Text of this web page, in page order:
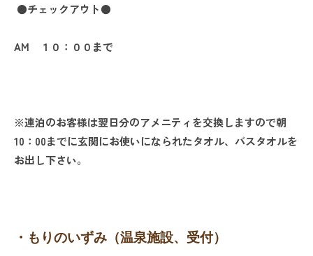
●チェックアウト●
AM １０：００まで
※連泊のお客様は翌日分のアメニティを交換しますので朝
10：00までに玄関にお使いになられたタオル、バスタオルを
お出し下さい。
・もりのいずみ（温泉施設、受付）